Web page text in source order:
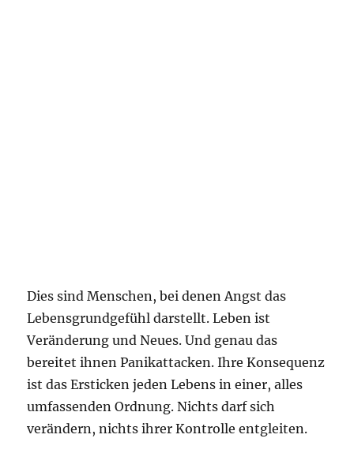
Dies sind Menschen, bei denen Angst das
Lebensgrundgefühl darstellt. Leben ist
Veränderung und Neues. Und genau das
bereitet ihnen Panikattacken. Ihre Konsequenz
ist das Ersticken jeden Lebens in einer, alles
umfassenden Ordnung. Nichts darf sich
verändern, nichts ihrer Kontrolle entgleiten.